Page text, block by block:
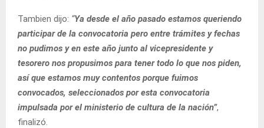
Tambien dijo: “Ya desde el año pasado estamos queriendo
participar de la convocatoria pero entre trámites y fechas
no pudimos y en este año junto al vicepresidente y
tesorero nos propusimos para tener todo lo que nos piden,
así que estamos muy contentos porque fuimos
convocados, seleccionados por esta convocatoria
impulsada por el ministerio de cultura de la nación”,
finalizó.